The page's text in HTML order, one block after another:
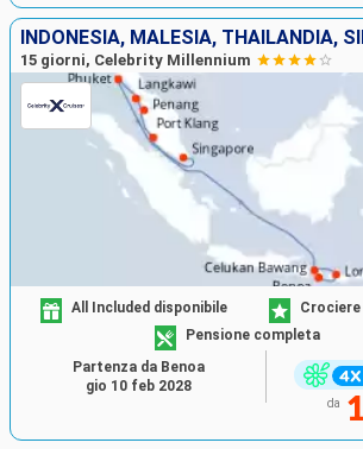
INDONESIA, MALESIA, THAILANDIA,
15 giorni, Celebrity Millennium
All Included disponibile
Pensione completa
da
Partenza da Benoa
gio 10 feb 2028